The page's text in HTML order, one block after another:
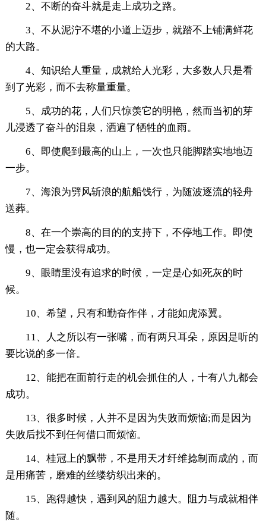
2、不断的奋斗就是走上成功之路。
3、不从泥泞不堪的小道上迈步，就踏不上铺满鲜花
的大路。
4、知识给人重量，成就给人光彩，大多数人只是看
到了光彩，而不去称量重量。
5、成功的花，人们只惊羡它的明艳，然而当初的芽
儿浸透了奋斗的泪泉，洒遍了牺牲的血雨。
6、即使爬到最高的山上，一次也只能脚踏实地地迈
一步。
7、海浪为劈风斩浪的航船饯行，为随波逐流的轻舟
送葬。
8、在一个崇高的目的的支持下，不停地工作。即使
慢，也一定会获得成功。
9、眼睛里没有追求的时候，一定是心如死灰的时
候。
10、希望，只有和勤奋作伴，才能如虎添翼。
11、人之所以有一张嘴，而有两只耳朵，原因是听的
要比说的多一倍。
12、能把在面前行走的机会抓住的人，十有八九都会
成功。
13、很多时候，人并不是因为失败而烦恼;而是因为
失败后找不到任何借口而烦恼。
14、桂冠上的飘带，不是用天才纤维捻制而成的，而
是用痛苦，磨难的丝缕纺织出来的。
15、跑得越快，遇到风的阻力越大。阻力与成就相伴
随。